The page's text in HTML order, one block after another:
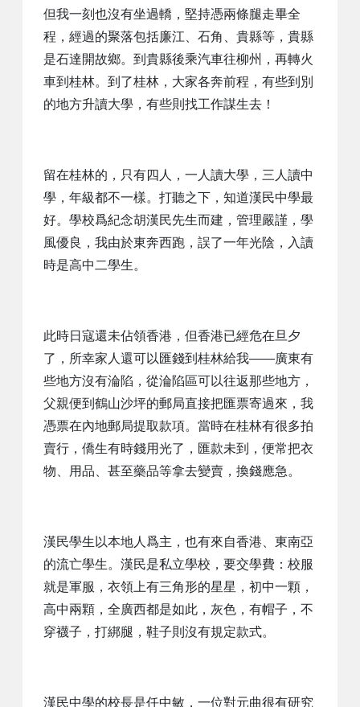
但我一刻也沒有坐過轎，堅持憑兩條腿走畢全
程，經過的聚落包括廉江、石角、貴縣等，貴縣
是石達開故鄉。到貴縣後乘汽車往柳州，再轉火
車到桂林。到了桂林，大家各奔前程，有些到別
的地方升讀大學，有些則找工作謀生去！
留在桂林的，只有四人，一人讀大學，三人讀中
學，年級都不一樣。打聽之下，知道漢民中學最
好。學校爲紀念胡漢民先生而建，管理嚴謹，學
風優良，我由於東奔西跑，誤了一年光陰，入讀
時是高中二學生。
此時日寇還未佔領香港，但香港已經危在旦夕
了，所幸家人還可以匯錢到桂林給我——廣東有
些地方沒有淪陷，從淪陷區可以往返那些地方，
父親便到鶴山沙坪的郵局直接把匯票寄過來，我
憑票在內地郵局提取款項。當時在桂林有很多拍
賣行，僑生有時錢用光了，匯款未到，便常把衣
物、用品、甚至藥品等拿去變賣，換錢應急。
漢民學生以本地人爲主，也有來自香港、東南亞
的流亡學生。漢民是私立學校，要交學費：校服
就是軍服，衣領上有三角形的星星，初中一顆，
高中兩顆，全廣西都是如此，灰色，有帽子，不
穿襪子，打綁腿，鞋子則沒有規定款式。
漢民中學的校長是任中敏，一位對元曲很有研究